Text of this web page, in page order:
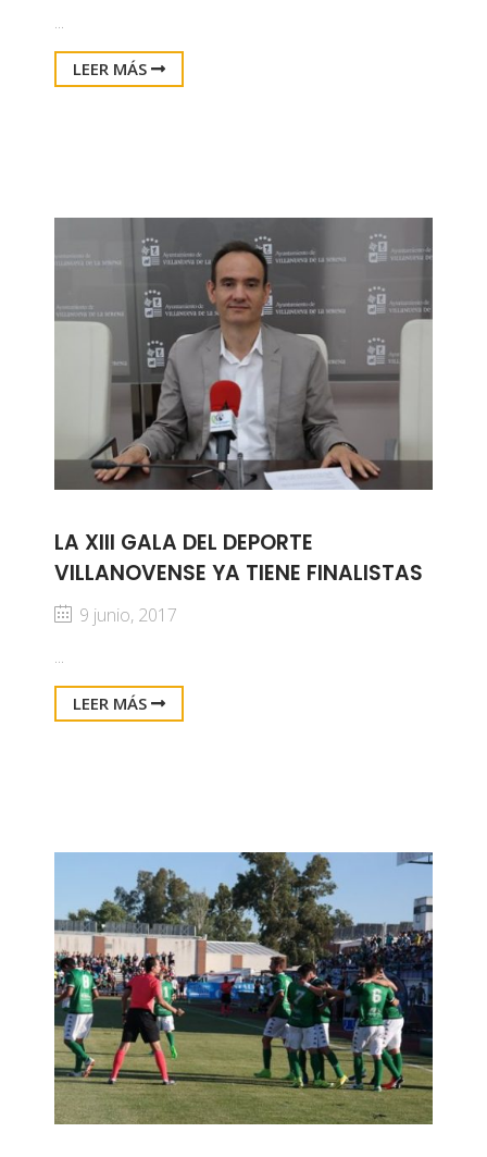
...
LEER MÁS
LA XIII GALA DEL DEPORTE
VILLANOVENSE YA TIENE FINALISTAS
9 junio, 2017
...
LEER MÁS